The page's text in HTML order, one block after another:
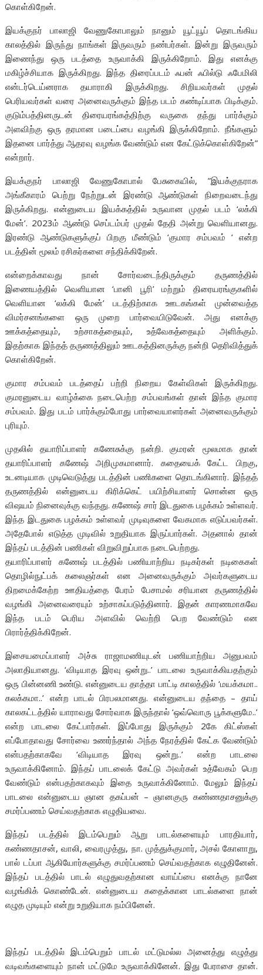
கொள்கிறேன்.
இயக்குநர் பாலாஜி வேணுகோபாலும் நானும் யூட்யூப் தொடங்கிய
காலத்தில் இருந்து நாங்கள் இருவரும் நண்பர்கள். இன்று இருவரும்
இணைந்து ஒரு படத்தை உருவாக்கி இருக்கிறோம். இது எனக்கு
மகிழ்ச்சியாக இருக்கிறது. இந்த திரைப்படம் ஃபன் ஃபில்டு ஃபேமிலி
என்டர்டெய்னராக தயாராகி இருக்கிறது. சிறியவர்கள் முதல்
பெரியவர்கள் வரை அனைவருக்கும் இந்த படம் கண்டிப்பாக பிடிக்கும்.
குடும்பத்தினருடன் திரையரங்கத்திற்கு வருகை தந்து பார்க்கும்
அளவிற்கு ஒரு தரமான படைப்பை வழங்கி இருக்கிறோம். நீங்களும்
இதனை பார்த்து ஆதரவு வழங்க வேண்டும் என கேட்டுக்கொள்கிறேன்”
என்றார்.
இயக்குநர் பாலாஜி வேணுகோபால் பேசுகையில், ”இயக்குநராக
அங்கீகாரம் பெற்று நேற்றுடன் இரண்டு ஆண்டுகள் நிறைவடைந்து
இருக்கிறது. என்னுடைய இயக்கத்தில் உருவான முதல் படம் ‘லக்கி
மேன்’. 2023ம் ஆண்டு செப்டம்பர் முதல் தேதி அன்று வெளியானது.
இரண்டு ஆண்டுகளுக்குப் பிறகு மீண்டும் ‘குமார சம்பவம் ‘ என்ற
படத்தின் மூலம் ரசிகர்களை சந்திக்கிறேன்.
என்றைக்காவது நான் சோர்வடைந்திருக்கும் தருணத்தில்
இணையத்தில் வெளியான ‘பானி பூரி’ மற்றும் திரையரங்குகளில்
வெளியான ‘லக்கி மேன்’ படத்திற்காக ஊடகங்கள் முன்வைத்த
விமர்சனங்களை ஒரு முறை பார்வையிடுவேன். அது எனக்கு
ஊக்கத்தையும், உற்சாகத்தையும், உத்வேகத்தையும் அளிக்கும்.
இதற்காக இந்தத் தருணத்திலும் ஊடகத்தினருக்கு நன்றி தெரிவித்துக்
கொள்கிறேன்.
குமார சம்பவம் படத்தைப் பற்றி நிறைய கேள்விகள் இருக்கிறது.
குமரனுடைய வாழ்க்கை நடைபெற்ற சம்பவங்கள் தான் இந்த குமார
சம்பவம். இது படம் பார்க்கும்போது பார்வையாளர்கள் அனைவருக்கும்
புரியும்.
முதலில் தயாரிப்பாளர் கணேசுக்கு நன்றி. குமரன் மூலமாக தான்
தயாரிப்பாளர் கணேஷ் அறிமுகமானார். கதையைக் கேட்ட பிறகு,
உடனடியாக முடிவெடுத்து படத்தின் பணிகளை தொடங்கினார். இந்தத்
தருணத்தில் என்னுடைய கிரிக்கெட் பயிற்சியாளர் சொன்ன ஒரு
விஷயம் நினைவுக்கு வந்தது. கணேஷ் சார் இடதுகை பழக்கம் உள்ளவர்.
இந்த இடதுகை பழக்கம் உள்ளவர் முடிவுகளை வேகமாக எடுப்பவர்கள்.
அதேபோல் எடுத்த முடிவில் உறுதியாக இருப்பார்கள். அதனால் தான்
இந்தப் படத்தின் பணிகள் விறுவிறுப்பாக நடைபெற்றது.
தயாரிப்பாளர் கணேஷ் படத்தில் பணியாற்றிய நடிகர்கள் நடிகைகள்
தொழில்நுட்பக் கலைஞர்கள் என அனைவருக்கும் அவர்களுடைய
திறமைக்கேற்ற ஊதியத்தை பேரம் பேசாமல் சரியான தருணத்தில்
வழங்கி அனைவரையும் உற்சாகப்படுத்தினார். இதன் காரணமாகவே
இந்த படம் பெரிய அளவில் வெற்றி பெற வேண்டும் என
பிரார்த்திக்கிறேன்.
இசையமைப்பாளர் அச்சு ராஜாமணியுடன் பணியாற்றிய அனுபவம்
அலாதியானது. ‘விடியாத இரவு ஒன்று..’ பாடலை உருவாக்கியதற்கும்
ஒரு பின்னணி உண்டு. என்னுடைய தாத்தா பாட்டி காலத்தில் ‘மயக்கமா..
கலக்கமா..’ என்ற பாடல் பிரபலமானது. என்னுடைய தந்தை – தாய்
காலகட்டத்தில் யாராவது சோர்வாக இருந்தால் ‘ஒவ்வொரு பூக்களுமே..’
என்ற பாடலை கேட்பார்கள். இப்போது இருக்கும் 2கே கிட்ஸ்கள்
எப்போதாவது சோர்வை உணர்ந்தால் அந்த நேரத்தில் கேட்க வேண்டும்
என்பதற்காகவே ‘விடியாத இரவு ஒன்று..’ என்ற பாடலை
உருவாக்கினோம். இந்தப் பாடலைக் கேட்டு அவர்கள் உத்வேகம் பெற
வேண்டும் என்பதற்காகவும் இதை உருவாக்கினோம். மேலும் இந்தப்
பாடலை என்னுடைய ஞான தகப்பன் – ஞானகுரு கண்ணதாசனுக்கு
சமர்ப்பணம் செய்வதற்காக எழுதியவை.
இந்தப் படத்தில் இடம்பெறும் ஆறு பாடல்களையும் பாரதியார்,
கண்ணதாசன், வாலி, வைரமுத்து, நா. முத்துக்குமார், அசல் கோளாறு,
பால் டப்பா ஆகியோர்களுக்கு சமர்ப்பணம் செய்வதற்காக எழுதினேன்.
இந்தப் படத்தில் பாடல் எழுதுவதற்கான வாய்ப்பை எனக்கு நானே
வழங்கிக் கொண்டேன். என்னுடைய கதைக்கான பாடல்களை நான்
எழுத முடியும் என்று உறுதியாக நம்பினேன்.
இந்தப் படத்தில் இடம்பெறும் பாடல் மட்டுமல்ல அனைத்து எழுத்து
வடிவங்களையும் நான் மட்டுமே உருவாக்கினேன். இது பேராசை தான்.